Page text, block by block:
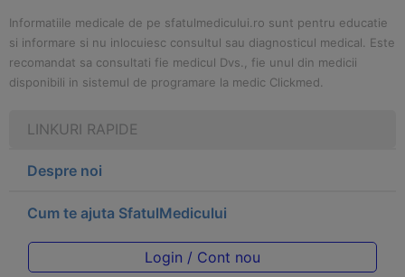
Informatiile medicale de pe sfatulmedicului.ro sunt pentru educatie
si informare si nu inlocuiesc consultul sau diagnosticul medical. Este
recomandat sa consultati fie medicul Dvs., fie unul din medicii
disponibili in sistemul de programare la medic Clickmed.
LINKURI RAPIDE
Despre noi
Cum te ajuta SfatulMedicului
Login / Cont nou